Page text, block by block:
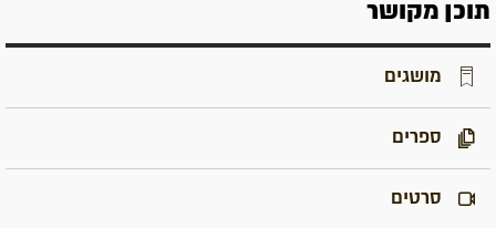
תוכן מקושר
מושגים
ספרים
סרטים